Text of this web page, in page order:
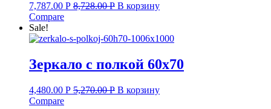
7,787.00 Р 8,728.00Р В корзину
Compare
Sale!
Зеркало с полкой 60х70
4,480.00 Р 5,270.00Р В корзину
Compare